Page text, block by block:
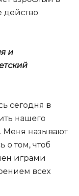
действо
и
сегодня в
нашего
называют
о том, чтоб
играми
всех